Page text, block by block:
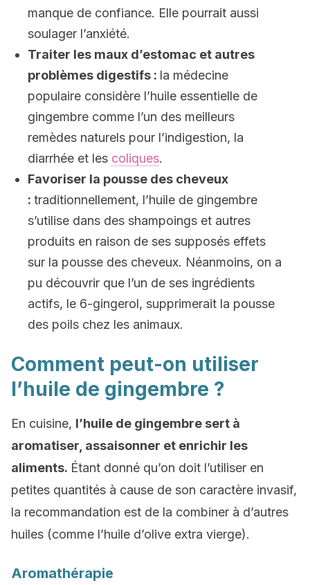
manque de confiance. Elle pourrait aussi
soulager l’anxiété.
Traiter les maux d’estomac et autres
problèmes digestifs : la médecine
populaire considère l’huile essentielle de
gingembre comme l’un des meilleurs
remèdes naturels pour l’indigestion, la
diarrhée et les coliques.
Favoriser la pousse des cheveux
: traditionnellement, l’huile de gingembre
s’utilise dans des shampoings et autres
produits en raison de ses supposés effets
sur la pousse des cheveux. Néanmoins, on a
pu découvrir que l’un de ses ingrédients
actifs, le 6-gingerol, supprimerait la pousse
des poils chez les animaux.
Comment peut-on utiliser
l’huile de gingembre ?
En cuisine, l’huile de gingembre sert à
aromatiser, assaisonner et enrichir les
aliments. Étant donné qu’on doit l’utiliser en
petites quantités à cause de son caractère invasif,
la recommandation est de la combiner à d’autres
huiles (comme l’huile d’olive extra vierge).
Aromathérapie